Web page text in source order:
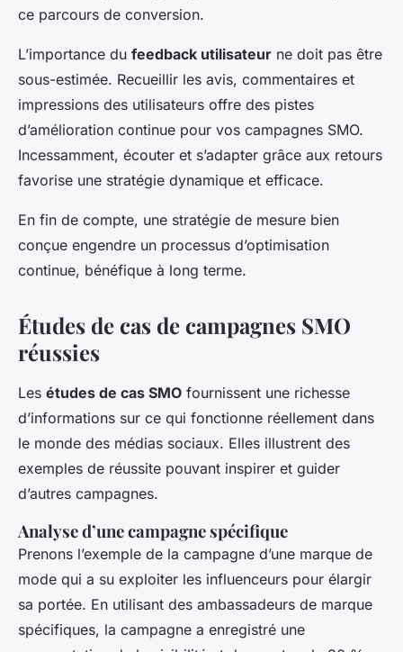
ce parcours de conversion.
L’importance du feedback utilisateur ne doit pas être
sous-estimée. Recueillir les avis, commentaires et
impressions des utilisateurs offre des pistes
d’amélioration continue pour vos campagnes SMO.
Incessamment, écouter et s’adapter grâce aux retours
favorise une stratégie dynamique et efficace.
En fin de compte, une stratégie de mesure bien
conçue engendre un processus d’optimisation
continue, bénéfique à long terme.
Études de cas de campagnes SMO
réussies
Les études de cas SMO fournissent une richesse
d’informations sur ce qui fonctionne réellement dans
le monde des médias sociaux. Elles illustrent des
exemples de réussite pouvant inspirer et guider
d’autres campagnes.
Analyse d’une campagne spécifique
Prenons l’exemple de la campagne d’une marque de
mode qui a su exploiter les influenceurs pour élargir
sa portée. En utilisant des ambassadeurs de marque
spécifiques, la campagne a enregistré une